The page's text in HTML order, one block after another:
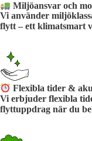
Miljöansvar och
Vi använder
flytt – ett klimatsmart
Flexibla tider &
Vi erbjuder flexibla
flyttuppdrag när du